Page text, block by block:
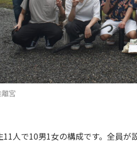
宮
人で10男1女の構成です。全員が